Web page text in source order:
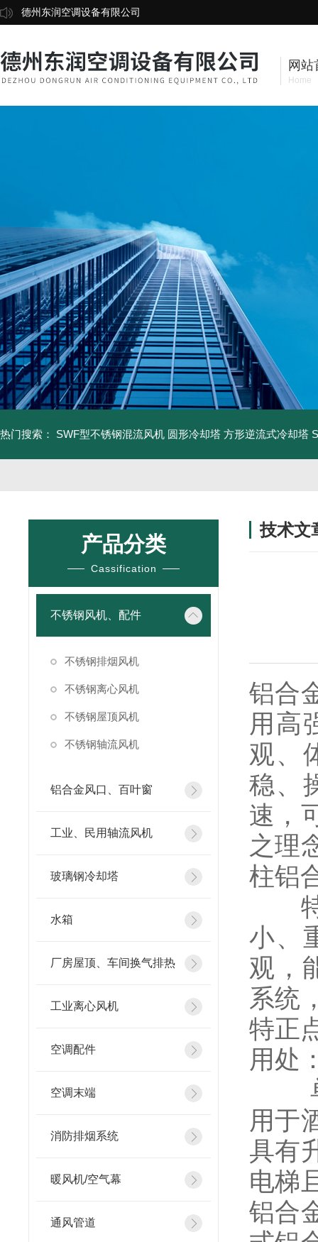
德州东润空调设备有限公司
网站
Home
热门搜索： SWF型不锈钢混流风机 圆形冷却塔 方形逆流式冷却塔
产品分类
Cassification
不锈钢风机、配件
不锈钢排烟风机
不锈钢离心风机
不锈钢屋顶风机
不锈钢轴流风机
铝合金风口、百叶窗
工业、民用轴流风机
玻璃钢冷却塔
水箱
厂房屋顶、车间换气排热
工业离心风机
空调配件
空调末端
消防排烟系统
暖风机/空气幕
通风管道
技术文
铝合
用高
观、
稳、
速，
之理
柱铝
特
小、
观，
系统
特正
用处
单
用于
具有
电梯
铝合